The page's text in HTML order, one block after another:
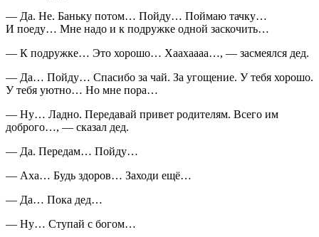
— Да. Не. Баньку потом… Пойду… Поймаю тачку…
И поеду… Мне надо и к подружке одной заскочить…
— К подружке… Это хорошо… Хаахаааа…, — засмеялся дед.
— Да… Пойду… Спасибо за чай. За угощение. У тебя хорошо.
У тебя уютно… Но мне пора…
— Ну… Ладно. Передавай привет родителям. Всего им
доброго…, — сказал дед.
— Да. Передам… Пойду…
— Аха… Будь здоров… Заходи ещё…
— Да… Пока дед…
— Ну… Ступай с богом…